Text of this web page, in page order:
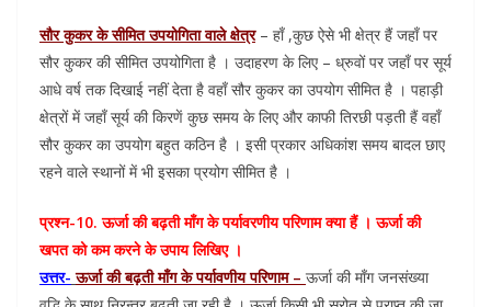
सौर कुकर के सीमित उपयोगिता वाले क्षेत्र– हाँ ,कुछ ऐसे भी क्षेत्र हैं जहाँ पर
सौर कुकर की सीमित उपयोगिता है । उदाहरण के लिए – ध्रुवों पर जहाँ पर सूर्य
आधे वर्ष तक दिखाई नहीं देता है वहाँ सौर कुकर का उपयोग सीमित है । पहाड़ी
क्षेत्रों में जहाँ सूर्य की किरणें कुछ समय के लिए और काफी तिरछी पड़ती हैं वहाँ
सौर कुकर का उपयोग बहुत कठिन है । इसी प्रकार अधिकांश समय बादल छाए
रहने वाले स्थानों में भी इसका प्रयोग सीमित है ।
प्रश्न-10. ऊर्जा की बढ़ती माँग के पर्यावरणीय परिणाम क्या हैं । ऊर्जा की
खपत को कम करने के उपाय लिखिए ।
उत्तर- ऊर्जा की बढ़ती माँग के पर्यावणीय परिणाम – ऊर्जा की माँग जनसंख्या